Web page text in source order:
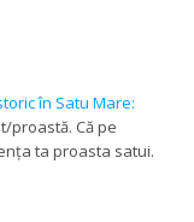
în Satu Mare:
proastă. Că pe
ta proasta satui.